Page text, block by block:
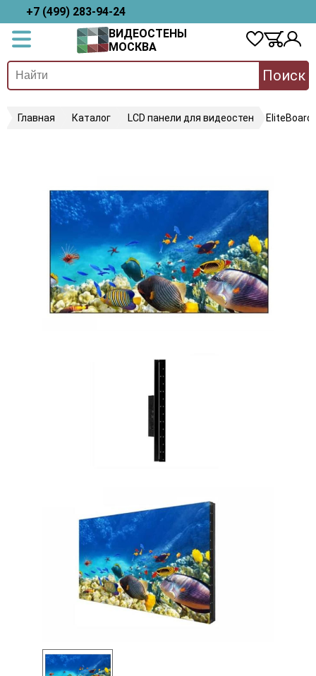
+7 (499) 283-94-24
ВИДЕОСТЕНЫ
МОСКВА
Поиск
Главная Каталог LCD панели для видеостен EliteBoard